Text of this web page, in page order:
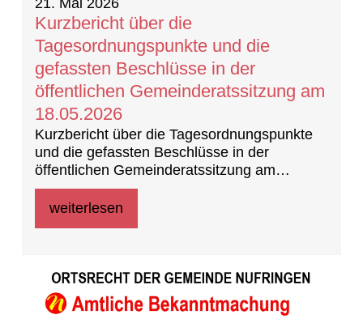
21. Mai 2026
Kurzbericht über die
Tagesordnungspunkte und die
gefassten Beschlüsse in der
öffentlichen Gemeinderatssitzung am
18.05.2026
Kurzbericht über die Tagesordnungspunkte
und die gefassten Beschlüsse in der
öffentlichen Gemeinderatssitzung am
18.05.202 (Beschlussprotokoll)
weiterlesen